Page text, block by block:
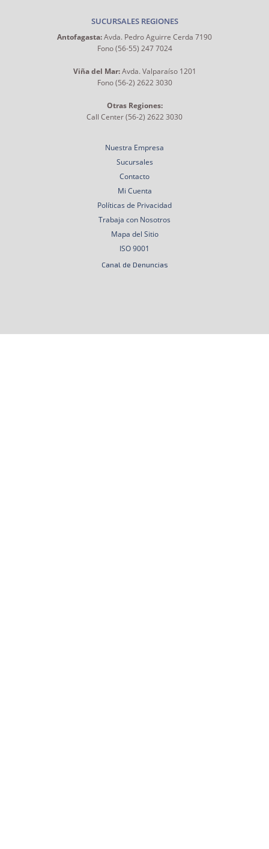
SUCURSALES REGIONES
Antofagasta:Avda. Pedro Aguirre Cerda 7190
Fono (56-55) 247 7024
Viña del Mar:Avda. Valparaíso 1201
Fono (56-2) 2622 3030
Otras Regiones:
Call Center (56-2) 2622 3030
Nuestra Empresa
Sucursales
Contacto
Mi Cuenta
Políticas de Privacidad
Trabaja con Nosotros
Mapa del Sitio
ISO 9001
Canal de Denuncias